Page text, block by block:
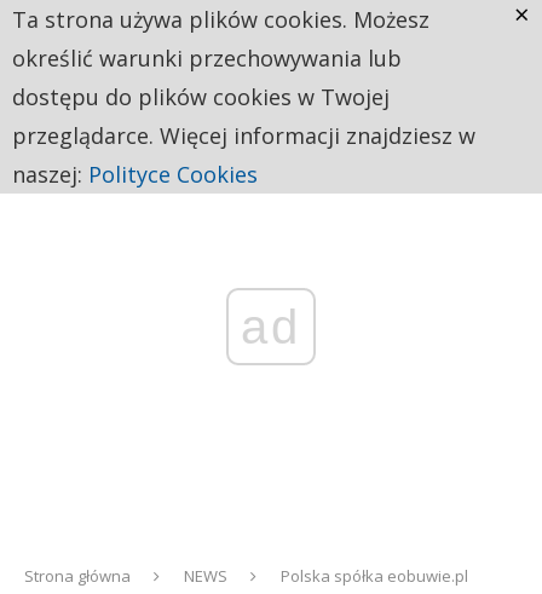
ad
Strona główna NEWS
Polska spółka eobuwie.pl
Ta strona używa plików cookies. Możesz
określić warunki przechowywania lub
dostępu do plików cookies w Twojej
przeglądarce. Więcej informacji znajdziesz w
naszej: Polityce Cookies
×